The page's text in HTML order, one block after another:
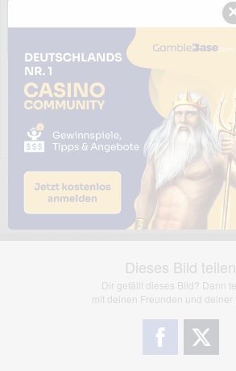
Das dargestellte Bild wurde von einem Nutzer
übernimmt keinerlei Haftung für den Inhalt des
jedoch bei Verstößen nach §2(3)
Dieses Bild teilen
Dir gefällt dieses Bild? Dann
mit deinen Freunden und deiner